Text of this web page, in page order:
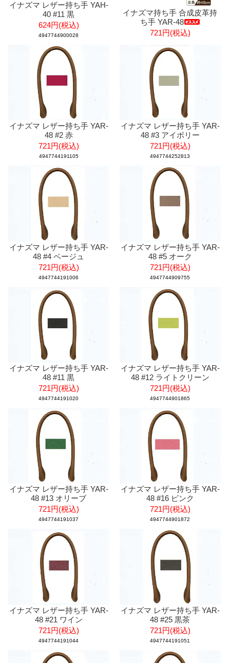
イナズマ レザー持ち手 YAH-
40 #11 黒
624円(税込)
4947744900028
イナズマ持ち手 合成皮革持
ち手 YAR-48
721円(税込)
イナズマ レザー持ち手 YAR-
48 #2 赤
721円(税込)
4947744191105
イナズマ レザー持ち手 YAR-
48 #3 アイボリー
721円(税込)
4947744252813
イナズマ レザー持ち手 YAR-
48 #4 ベージュ
721円(税込)
4947744191006
イナズマ レザー持ち手 YAR-
48 #5 オーク
721円(税込)
4947744909755
イナズマ レザー持ち手 YAR-
48 #11 黒
721円(税込)
4947744191020
イナズマ レザー持ち手 YAR-
48 #12 ライトクリーン
721円(税込)
4947744901865
イナズマ レザー持ち手 YAR-
48 #13 オリーブ
721円(税込)
4947744191037
イナズマ レザー持ち手 YAR-
48 #16 ピンク
721円(税込)
4947744901872
イナズマ レザー持ち手 YAR-
48 #21 ワイン
721円(税込)
4947744191044
イナズマ レザー持ち手 YAR-
48 #25 黒茶
721円(税込)
4947744191051